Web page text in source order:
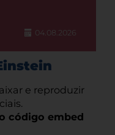
04.08.2026
e reproduzir
código embed